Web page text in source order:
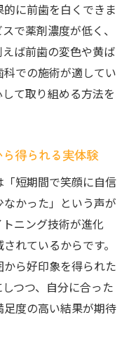
本当に効果ないの
ング体験者のリア
用になる条件
保険外となる理由
いを前歯で比較解
施術を受けるため
と保険の関係を詳
に前歯を白くできま
で薬剤濃度が低く、
ば前歯の変色や黄ば
での施術が適してい
て取り組める方法を
得られる実体験
短期間で笑顔に自信
かった」という声が
ニング技術が進化
れているからです。
ら好印象を得られた
つつ、自分に合った
度の高い結果が期待